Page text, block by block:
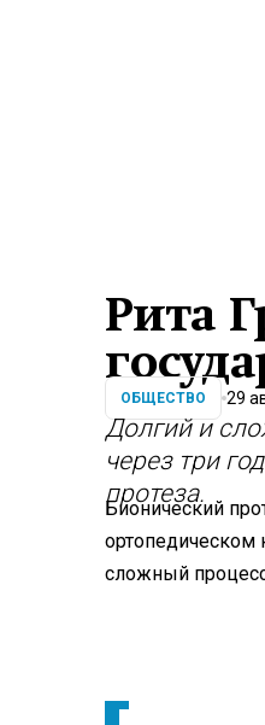
Рита
ОБЩЕСТВО 29
Долгий и
через три
протеза.
Бионический
ортопедическом
сложный